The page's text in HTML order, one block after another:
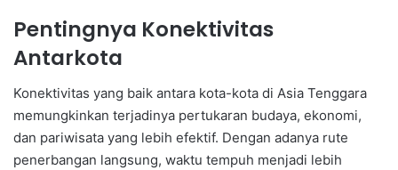
Pentingnya Konektivitas
Antarkota
Konektivitas yang baik antara kota-kota di Asia Tenggara
memungkinkan terjadinya pertukaran budaya, ekonomi,
dan pariwisata yang lebih efektif. Dengan adanya rute
penerbangan langsung, waktu tempuh menjadi lebih